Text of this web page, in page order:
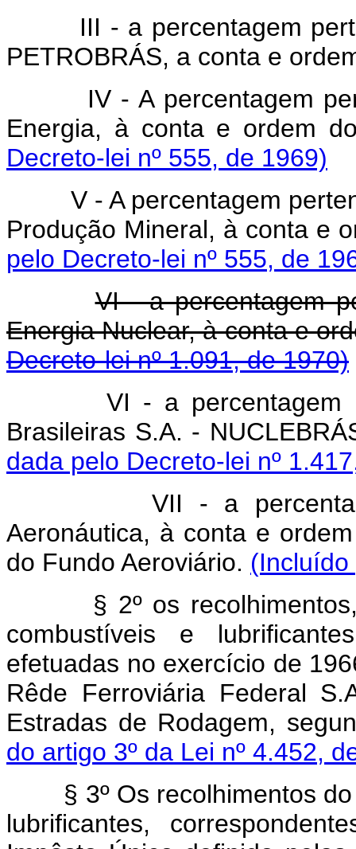
III - a percentagem
PETROBRÁS, a conta e
IV - A percentagem
Energia, à conta e ordem
Decreto-lei nº 555, de 1969)
V - A percentagem
Produção Mineral, à conta e
pelo Decreto-lei nº 555, de
VI - a percentagem
Energia Nuclear, à conta e
Decreto-lei nº 1.091, de 1970)
VI - a percentagem
Brasileiras S.A. -
dada pelo Decreto-lei nº
VII - a
Aeronáutica, à conta e
do Fundo Aeroviário. (Incluído
§ 2º os recolhimentos,
combustíveis e
efetuadas no exercício de
Rêde Ferroviária Federal
Estradas de Rodagem,
do artigo 3º da Lei nº 4.452,
§ 3º Os recolhimentos do
lubrificantes,